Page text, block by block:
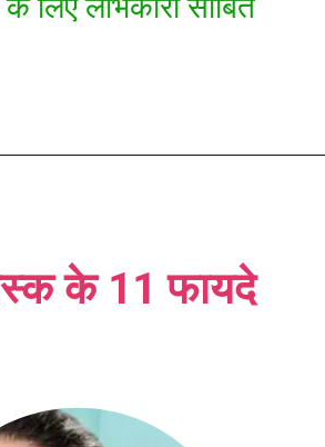
के 11 फायदे